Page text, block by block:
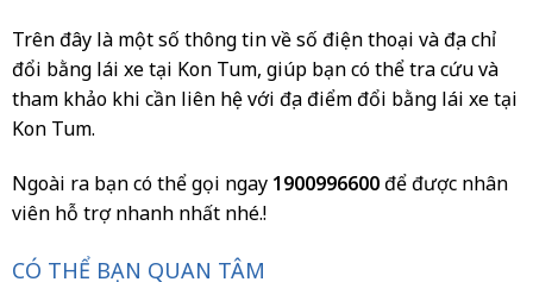
Trên đây là một số thông tin về số điện thoại và địa chỉ
đổi bằng lái xe tại Kon Tum, giúp bạn có thể tra cứu và
tham khảo khi cần liên hệ với địa điểm đổi bằng lái xe tại
Kon Tum.
Ngoài ra bạn có thể gọi ngay 1900996600để được nhân
viên hỗ trợ nhanh nhất nhé.!
CÓ THỂ BẠN QUAN TÂM